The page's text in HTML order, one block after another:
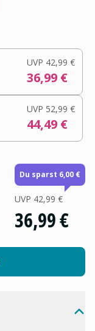
UVP 42,99 €
36,99 €
UVP 52,99 €
44,49 €
Du sparst 6,00 €
UVP 42,99 €
36,99 €